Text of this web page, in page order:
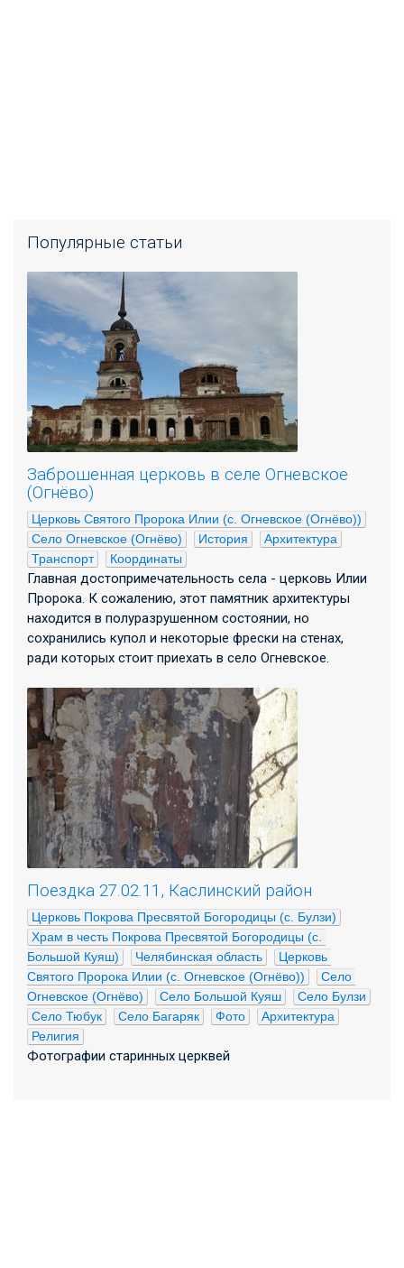
Популярные статьи
Заброшенная церковь в селе Огневское
(Огнёво)
Церковь Святого Пророка Илии (с. Огневское (Огнёво))
Село Огневское (Огнёво)
История
Архитектура
Транспорт
Координаты
Главная достопримечательность села - церковь Илии
Пророка. К сожалению, этот памятник архитектуры
находится в полуразрушенном состоянии, но
сохранились купол и некоторые фрески на стенах,
ради которых стоит приехать в село Огневское.
Поездка 27.02.11, Каслинский район
Церковь Покрова Пресвятой Богородицы (с. Булзи)
Храм в честь Покрова Пресвятой Богородицы (с.
Большой Куяш)
Челябинская область
Церковь
Святого Пророка Илии (с. Огневское (Огнёво))
Село
Огневское (Огнёво)
Село Большой Куяш
Село Булзи
Село Тюбук
Село Багаряк Фото
Архитектура
Религия
Фотографии старинных церквей